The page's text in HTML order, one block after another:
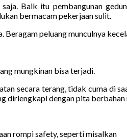
Baik itu pembangunan
bermacam pekerjaan sulit.
peluang munculnya
mungkinan bisa terjadi.
secara terang, tidak cuma di
dirlengkapi dengan pita
rompi safety, seperti misalkan